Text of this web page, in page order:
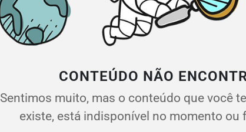
CONTEÚDO NÃO
Sentimos muito, mas o conteúdo que você
existe, está indisponível no momento ou